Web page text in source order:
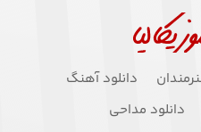
دانلود آهنگ
دانلود مداحی